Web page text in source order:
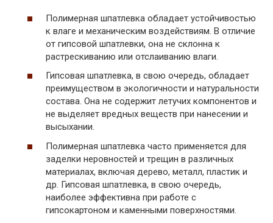
Полимерная шпатлевка обладает устойчивостью
к влаге и механическим воздействиям. В отличие
от гипсовой шпатлевки, она не склонна к
растрескиванию или отслаиванию влаги.
Гипсовая шпатлевка, в свою очередь, обладает
преимуществом в экологичности и натуральности
состава. Она не содержит летучих компонентов и
не выделяет вредных веществ при нанесении и
высыхании.
Полимерная шпатлевка часто применяется для
заделки неровностей и трещин в различных
материалах, включая дерево, металл, пластик и
др. Гипсовая шпатлевка, в свою очередь,
наиболее эффективна при работе с
гипсокартоном и каменными поверхностями.